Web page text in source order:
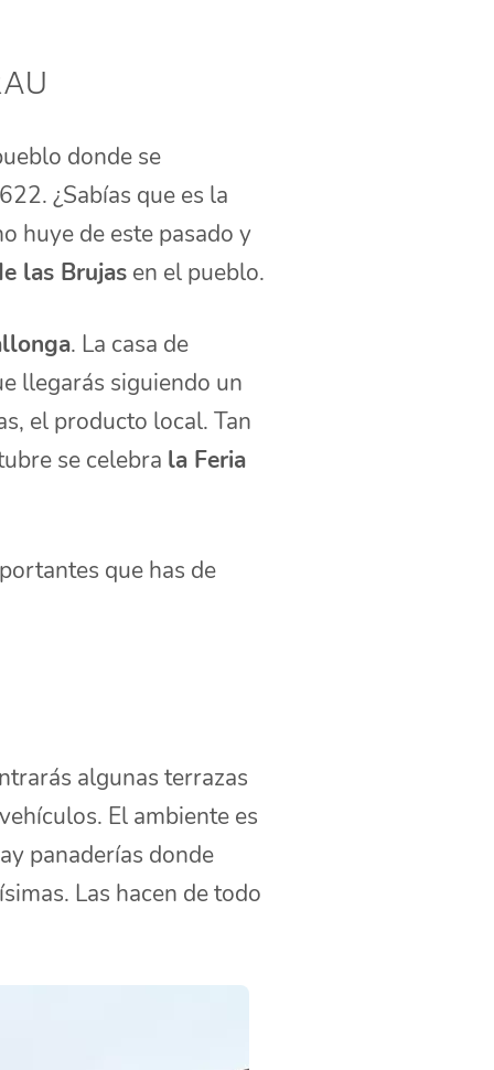
donde se
¿Sabías que es la
huye de este pasado y
las Brujasen el pueblo.
. La casa de
llegarás siguiendo un
el producto local. Tan
se celebra la Feria
que has de
algunas terrazas
El ambiente es
panaderías donde
Las hacen de todo